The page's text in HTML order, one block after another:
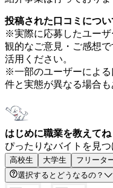
投稿された口コミについ
※実際に応募したユー
観的なご意見・ご感想
活用ください。
※一部のユーザーによ
件と実態が異なる場合も
はじめに職業を教えてね
ぴったりなバイトを見つ
高校生 大学生 フリータ
選択するとどうなるの？